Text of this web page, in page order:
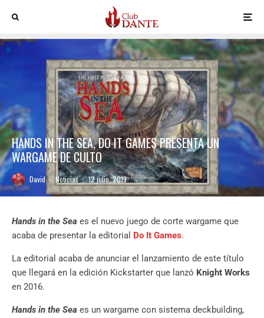
HANDS IN THE SEA, DO IT GAMES PRESENTA UN
WARGAME DE CULTO
David · Noticias · 12 julio, 2019
Hands in the Sea es el nuevo juego de corte wargame que
acaba de presentar la editorial Do It Games.
La editorial acaba de anunciar el lanzamiento de este título
que llegará en la edición Kickstarter que lanzó Knight Works
en 2016.
Hands in the Sea es un wargame con sistema deckbuilding,